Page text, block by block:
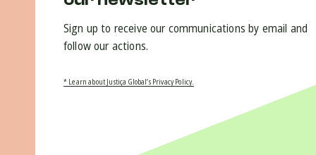
Sign up to receive our communications by email and
follow our actions.
* Learn about Justiça Global’s Privacy Policy.